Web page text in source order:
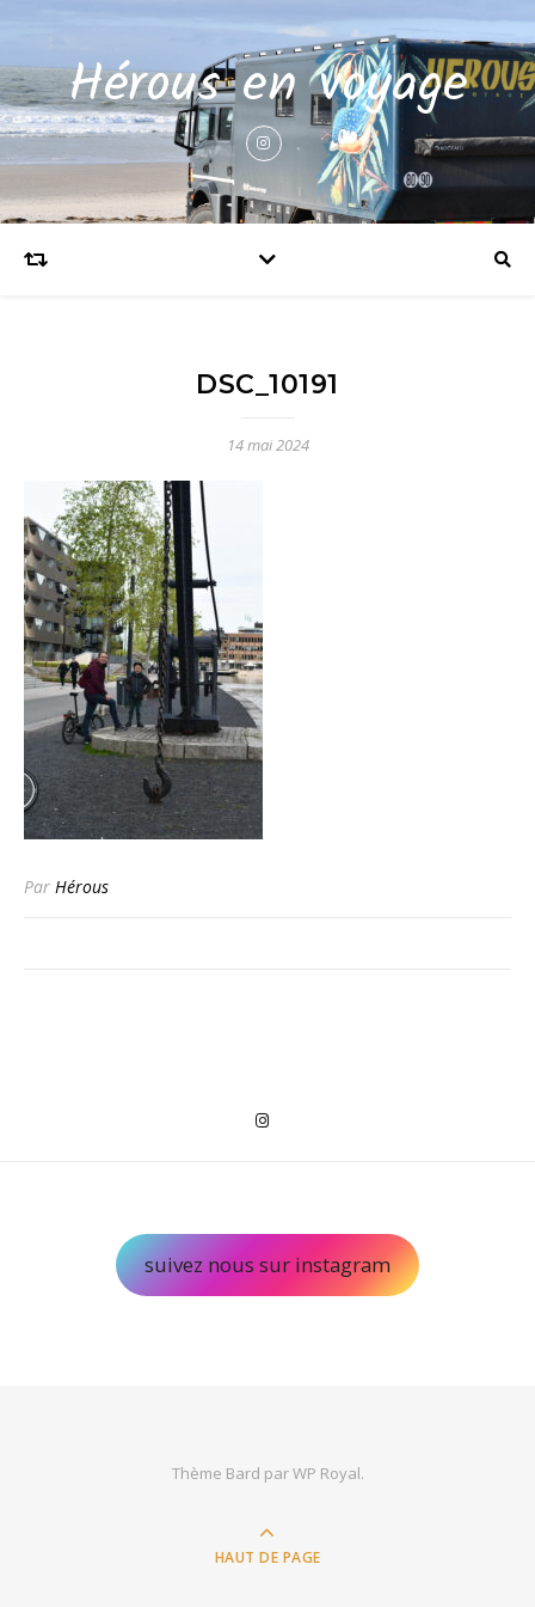
Hérous en voyage
DSC_10191
14 mai 2024
Par Hérous
suivez nous sur instagram
Thème Bard parWP Royal.
HAUT DE PAGE